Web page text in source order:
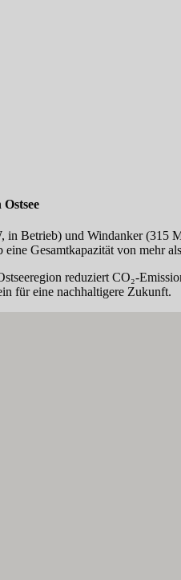
Betrieb) und Windanker (315
Gesamtkapazität von mehr
reduziert CO₂-
für eine nachhaltigere Zukunft.